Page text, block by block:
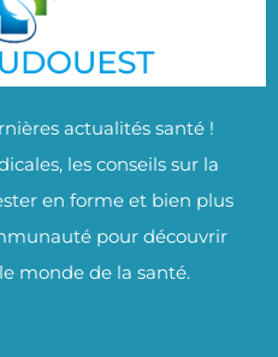
actualités santé !
les conseils sur la
en forme et bien plus
pour découvrir
monde de la santé.